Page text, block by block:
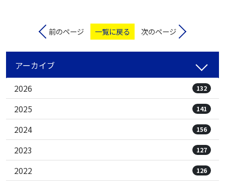
前のページ 一覧に戻る 次のページ
アーカイブ
2026
132
2025 141
2024 156
2023 127
2022 126